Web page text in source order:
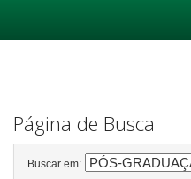
Página de Busca
Buscar em: